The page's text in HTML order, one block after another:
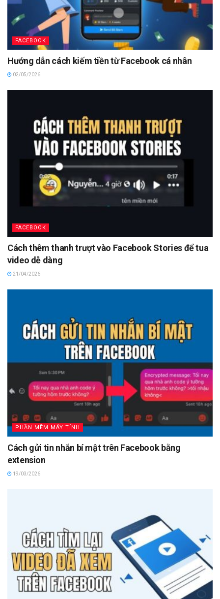
FACEBOOK
Hướng dẫn cách kiếm tiền từ Facebook cá nhân
02/05/2026
FACEBOOK
Cách thêm thanh trượt vào Facebook Stories để tua
video dễ dàng
21/04/2026
PHẦN MỀM MÁY TÍNH
Cách gửi tin nhắn bí mật trên Facebook bằng
extension
19/03/2026